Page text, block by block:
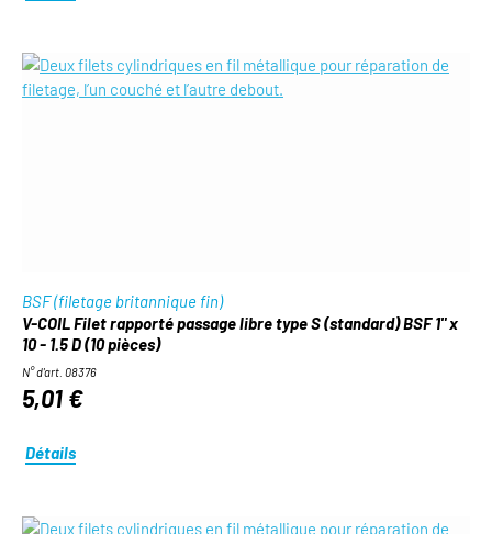
BSF (filetage britannique fin)
V-COIL Filet rapporté passage libre type S (standard) BSF 1" x
10 - 1.5 D (10 pièces)
N° d'art. 08376
5,01 €
Détails